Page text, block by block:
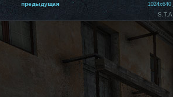
предыдущая 1024x640